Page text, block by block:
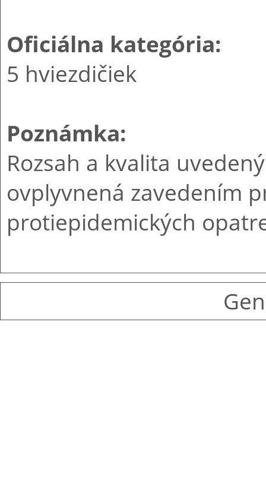
Oficiálna kategória:
5 hviezdičiek
Poznámka:
Rozsah a kvalita
ovplyvnená zavedením
protiepidemických